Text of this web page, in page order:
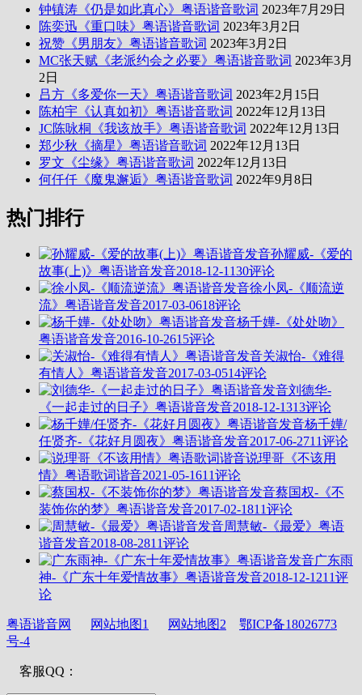
钟镇涛《仍是如此真心》粤语谐音歌词 2023年7月29日
陈奕迅《重口味》粤语谐音歌词 2023年3月2日
祝赞《男朋友》粤语谐音歌词 2023年3月2日
MC张天赋《老派约会之必要》粤语谐音歌词 2023年3月
2日
吕方《多爱你一天》粤语谐音歌词 2023年2月15日
陈柏宇《认真如初》粤语谐音歌词 2022年12月13日
JC陈咏桐《我该放手》粤语谐音歌词 2022年12月13日
郑少秋《摘星》粤语谐音歌词 2022年12月13日
罗文《尘缘》粤语谐音歌词 2022年12月13日
何仟仟《魔鬼邂逅》粤语谐音歌词 2022年9月8日
热门排行
孙耀威-《爱的
故事(上)》粤语谐音发音2018-12-1130评论
徐小凤-《顺流逆
流》粤语谐音发音2017-03-0618评论
杨千嬅-《处处吻》
粤语谐音发音2016-10-2615评论
关淑怡-《难得
有情人》粤语谐音发音2017-03-0514评论
刘德华-
《一起走过的日子》粤语谐音发音2018-12-1313评论
杨千嬅/
任贤齐-《花好月圆夜》粤语谐音发音2017-06-2711评论
说理哥《不该用
情》粤语歌词谐音2021-05-1611评论
蔡国权-《不
装饰你的梦》粤语谐音发音2017-02-1811评论
周慧敏-《最爱》粤语
谐音发音2018-08-2811评论
广东雨
神-《广东十年爱情故事》粤语谐音发音2018-12-1211评
论
粤语谐音网 网站地图1 网站地图2
鄂ICP备18026773
号-4
客服QQ：